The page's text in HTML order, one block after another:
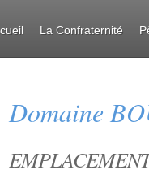
La Confraternité
Domaine